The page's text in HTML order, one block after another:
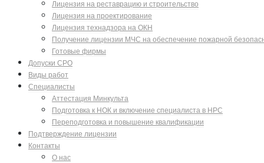
Лицензия на реставрацию и строительство
Лицензия на проектирование
Лицензия технадзора на ОКН
Получение лицензии МЧС на обеспечение пожарной
Готовые фирмы
Допуски СРО
Виды работ
Специалисты
Аттестация Минкульта
Подготовка к НОК и включение специалиста в НРС
Переподготовка и повышение квалификации
Подтверждение лицензии
Контакты
О нас